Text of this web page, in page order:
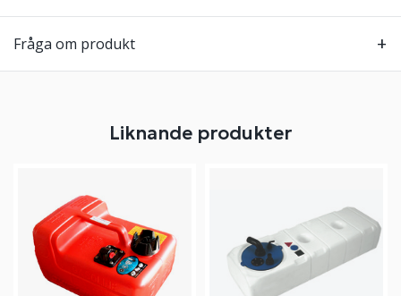
Fråga om produkt
Liknande produkter